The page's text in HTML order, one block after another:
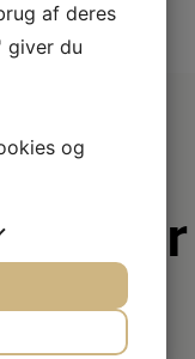
er
af deres
giver du
og